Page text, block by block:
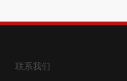
联系我们